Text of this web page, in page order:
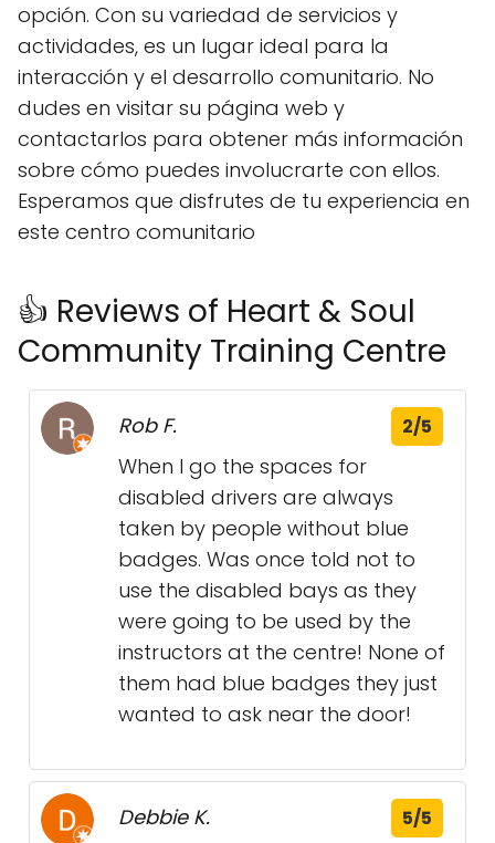
opción. Con su variedad de servicios y
actividades, es un lugar ideal para la
interacción y el desarrollo comunitario. No
dudes en visitar su página web y
contactarlos para obtener más información
sobre cómo puedes involucrarte con ellos.
Esperamos que disfrutes de tu experiencia en
este centro comunitario
👍 Reviews of Heart & Soul
Community Training Centre
Rob F. 2/5
When I go the spaces for
disabled drivers are always
taken by people without blue
badges. Was once told not to
use the disabled bays as they
were going to be used by the
instructors at the centre! None of
them had blue badges they just
wanted to ask near the door!
Debbie K. 5/5